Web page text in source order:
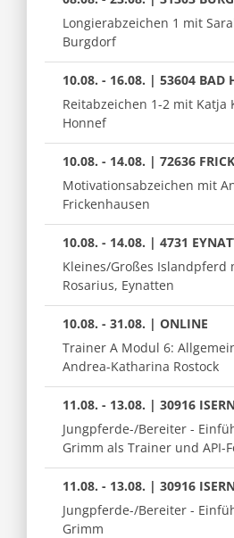
Longierabzeichen 1 mit
Burgdorf
10.08. - 16.08. | 53604 BAD
Reitabzeichen 1-2 mit Katja
Honnef
10.08. - 14.08. | 72636
Motivationsabzeichen mit
Frickenhausen
10.08. - 14.08. | 4731
Kleines/Großes Islandpferd
Rosarius, Eynatten
10.08. - 31.08. | ONLINE
Trainer A Modul 6:
Andrea-Katharina Rostock
11.08. - 13.08. | 30916
Jungpferde-/Bereiter -
Grimm als Trainer und API-
11.08. - 13.08. | 30916
Jungpferde-/Bereiter -
Grimm